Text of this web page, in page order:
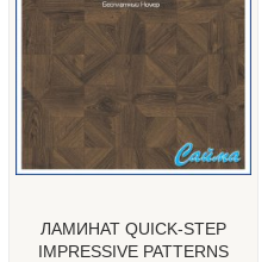
ЛАМИНАТ QUICK-STEP
IMPRESSIVE PATTERNS